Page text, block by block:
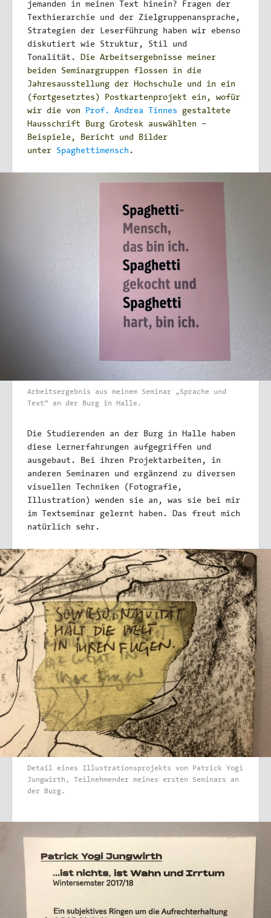
jemanden in meinen Text hinein? Fragen der
Texthierarchie und der Zielgruppenansprache,
Strategien der Leserführung haben wir ebenso
diskutiert wie Struktur, Stil und
Tonalität. Die Arbeitsergebnisse meiner
beiden Seminargruppen flossen in die
Jahresausstellung der Hochschule und in ein
(fortgesetztes) Postkartenprojekt ein, wofür
wir die von Prof. Andrea Tinnes gestaltete
Hausschrift Burg Grotesk auswählten –
Beispiele, Bericht und Bilder
unter Spaghettimensch .
Arbeitsergebnis aus meinem Seminar „Sprache und
Text“ an der Burg in Halle.
Die Studierenden an der Burg in Halle haben
diese Lernerfahrungen aufgegriffen und
ausgebaut. Bei ihren Projektarbeiten, in
anderen Seminaren und ergänzend zu diversen
visuellen Techniken (Fotografie,
Illustration) wenden sie an, was sie bei mir
im Textseminar gelernt haben. Das freut mich
natürlich sehr.
Detail eines Illustrationsprojekts von Patrick Yogi
Jungwirth, Teilnehmender meines ersten Seminars an
der Burg.